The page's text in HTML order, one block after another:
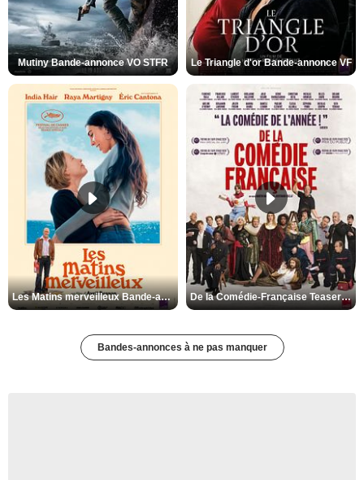
Mutiny Bande-annonce VO STFR Le Triangle d'or Bande-annonce VF
Les Matins merveilleux Bande-annonce VF De la Comédie-Française Teaser VF
Bandes-annonces à ne pas manquer